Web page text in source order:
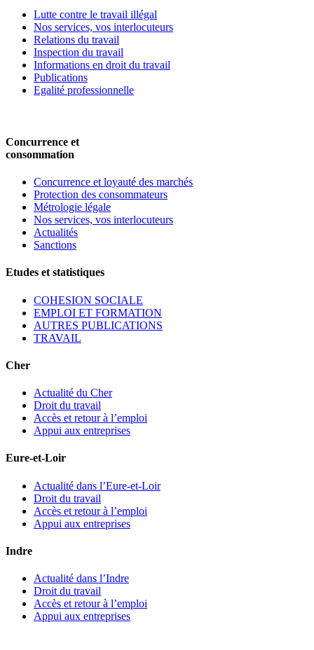
Lutte contre le travail illégal
Nos services, vos interlocuteurs
Relations du travail
Inspection du travail
Informations en droit du travail
Publications
Egalité professionnelle
Concurrence et
consommation
Concurrence et loyauté des marchés
Protection des consommateurs
Métrologie légale
Nos services, vos interlocuteurs
Actualités
Sanctions
Etudes et statistiques
COHESION SOCIALE
EMPLOI ET FORMATION
AUTRES PUBLICATIONS
TRAVAIL
Cher
Actualité du Cher
Droit du travail
Accès et retour à l’emploi
Appui aux entreprises
Eure-et-Loir
Actualité dans l’Eure-et-Loir
Droit du travail
Accès et retour à l’emploi
Appui aux entreprises
Indre
Actualité dans l’Indre
Droit du travail
Accès et retour à l’emploi
Appui aux entreprises